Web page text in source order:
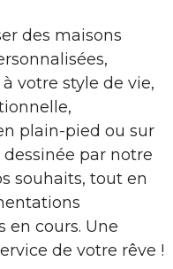
des maisons
votre style de vie,
plain-pied ou sur
par notre
souhaits, tout en
en cours. Une
de votre rêve !